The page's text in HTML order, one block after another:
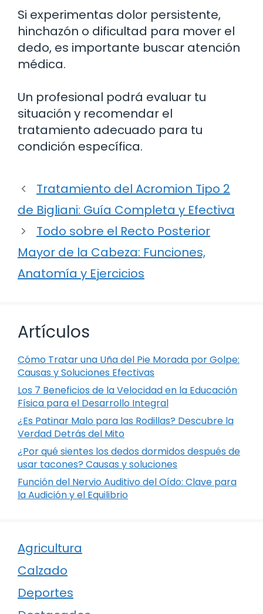
Si experimentas dolor persistente,
hinchazón o dificultad para mover el
dedo, es importante buscar atención
médica.
Un profesional podrá evaluar tu
situación y recomendar el
tratamiento adecuado para tu
condición específica.
Tratamiento del Acromion Tipo 2
de Bigliani: Guía Completa y Efectiva
Todo sobre el Recto Posterior
Mayor de la Cabeza: Funciones,
Anatomía y Ejercicios
Artículos
Cómo Tratar una Uña del Pie Morada por Golpe:
Causas y Soluciones Efectivas
Los 7 Beneficios de la Velocidad en la Educación
Física para el Desarrollo Integral
¿Es Patinar Malo para las Rodillas? Descubre la
Verdad Detrás del Mito
¿Por qué sientes los dedos dormidos después de
usar tacones? Causas y soluciones
Función del Nervio Auditivo del Oído: Clave para
la Audición y el Equilibrio
Agricultura
Calzado
Deportes